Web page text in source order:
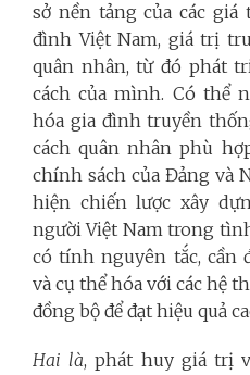
sở nền tảng của các
đình Việt Nam, giá trị
quân nhân, từ đó phát
cách của mình. Có thể
hóa gia đình truyền
cách quân nhân phù
chính sách của Đảng và
hiện chiến lược xây
người Việt Nam trong
có tính nguyên tắc, cần
và cụ thể hóa với các hệ
đồng bộ để đạt hiệu quả
Hai là, phát huy giá trị